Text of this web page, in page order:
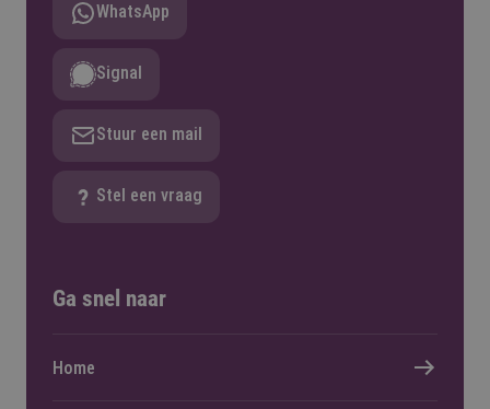
WhatsApp
Signal
Stuur een mail
Stel een vraag
Ga snel naar
Home